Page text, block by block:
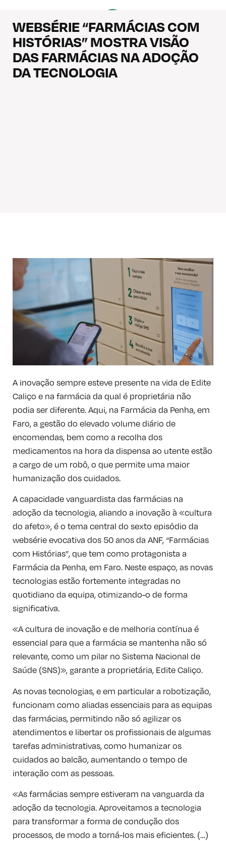
WEBSÉRIE “FARMÁCIAS COM
HISTÓRIAS” MOSTRA VISÃO
DAS FARMÁCIAS NA ADOÇÃO
DA TECNOLOGIA
A inovação sempre esteve presente na vida de Edite
Caliço e na farmácia da qual é proprietária não
podia ser diferente. Aqui, na Farmácia da Penha, em
Faro, a gestão do elevado volume diário de
encomendas, bem como a recolha dos
medicamentos na hora da dispensa ao utente estão
a cargo de um robô, o que permite uma maior
humanização dos cuidados.
A capacidade vanguardista das farmácias na
adoção da tecnologia, aliando a inovação à «cultura
do afeto», é o tema central do sexto episódio da
websérie evocativa dos 50 anos da ANF, “Farmácias
com Histórias”, que tem como protagonista a
Farmácia da Penha, em Faro. Neste espaço, as novas
tecnologias estão fortemente integradas no
quotidiano da equipa, otimizando-o de forma
significativa.
«A cultura de inovação e de melhoria contínua é
essencial para que a farmácia se mantenha não só
relevante, como um pilar no Sistema Nacional de
Saúde (SNS)», garante a proprietária, Edite Caliço.
As novas tecnologias, e em particular a robotização,
funcionam como aliadas essenciais para as equipas
das farmácias, permitindo não só agilizar os
atendimentos e libertar os profissionais de algumas
tarefas administrativas, como humanizar os
cuidados ao balcão, aumentando o tempo de
interação com as pessoas.
«As farmácias sempre estiveram na vanguarda da
adoção da tecnologia. Aproveitamos a tecnologia
para transformar a forma de condução dos
processos, de modo a torná-los mais eficientes. (…)